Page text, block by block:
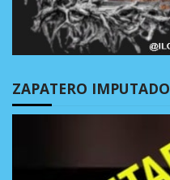
ZAPATERO IMPUTADO